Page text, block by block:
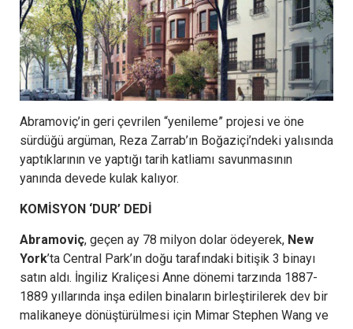
Abramoviç’in geri çevrilen “yenileme” projesi ve öne
sürdüğü argüman, Reza Zarrab’ın Boğaziçi’ndeki yalısında
yaptıklarının ve yaptığı tarih katliamı savunmasının
yanında devede kulak kalıyor.
KOMİSYON ‘DUR’ DEDİ
Abramoviç, geçen ay 78 milyon dolar ödeyerek, New
York’ta Central Park’ın doğu tarafındaki bitişik 3 binayı
satın aldı. İngiliz Kraliçesi Anne dönemi tarzında 1887-
1889 yıllarında inşa edilen binaların birleştirilerek dev bir
malikaneye dönüştürülmesi için Mimar Stephen Wang ve